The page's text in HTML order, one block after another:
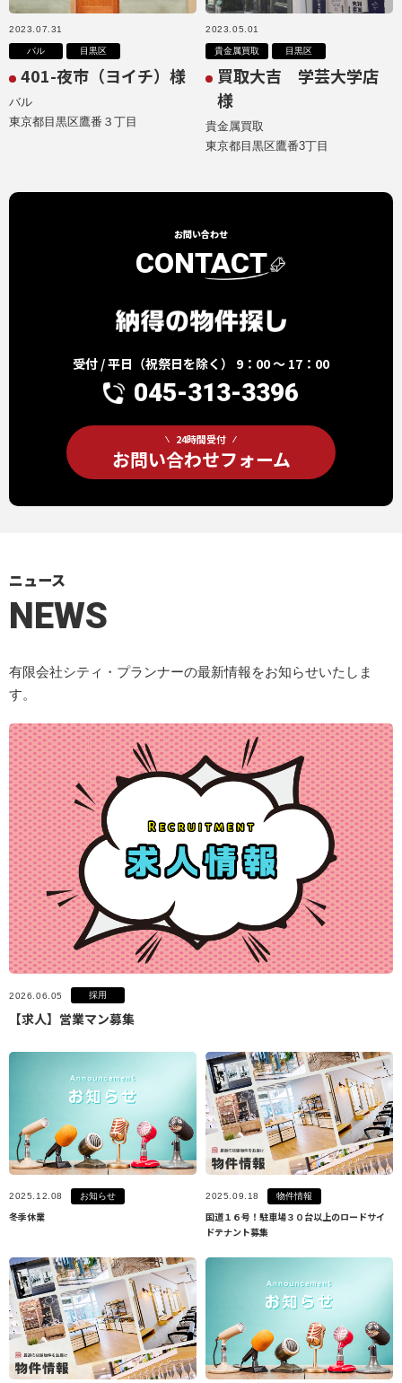
2023.07.31
バル 目黒区
401-夜市（ヨイチ）様
バル
東京都目黒区鷹番３丁目
2023.05.01
貴金属買取 目黒区
買取大吉 学芸大学店
様
貴金属買取
東京都目黒区鷹番3丁目
お問い合わせ
CONTACT
受付 / 平日（祝祭日を除く） 9：00 ～ 17：00
045-313-3396
24時間受付
お問い合わせフォーム
ニュース
NEWS
有限会社シティ・プランナーの最新情報をお知らせいたしま
す。
2026.06.05 採用
【求人】営業マン募集
2025.12.08 お知らせ
冬季休業
2025.09.18 物件情報
国道１６号！駐車場３０台以上のロードサイ
ドテナント募集